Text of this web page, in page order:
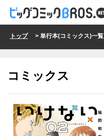
トップ> 単行本(コミックス)一覧
コミックス